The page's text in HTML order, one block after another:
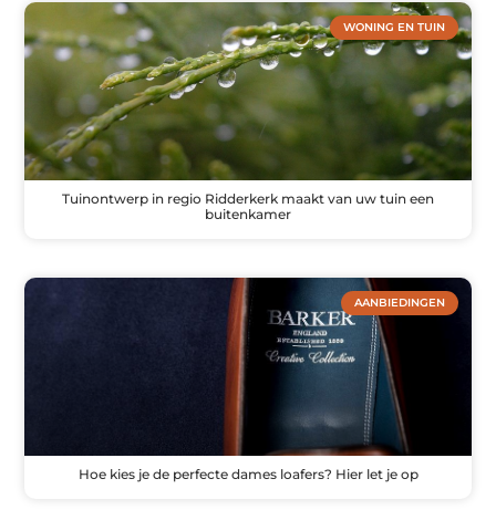
WONING EN TUIN
Tuinontwerp in regio Ridderkerk maakt van uw tuin een
buitenkamer
AANBIEDINGEN
Hoe kies je de perfecte dames loafers? Hier let je op